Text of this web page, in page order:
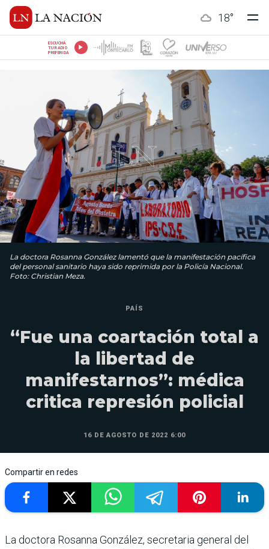
18°
ESCUCHÁ
TU RADIO
PREFERIDA
La doctora Rosanna González lamentó que la manifestación pacífica
del personal sanitario haya sido reprimida por la Policía Nacional.
Foto: Christian Meza.
PAÍS
“Fue una coartación total a
la libertad de
manifestarnos”: médica
critica represión policial
16 DE AGOSTO DE 2022 6:00
Compartir en redes
La doctora Rosanna González, secretaria general del